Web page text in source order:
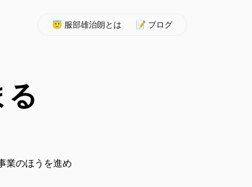
😇 服部雄治朗とは 📝 ブログ
業のほうを進め